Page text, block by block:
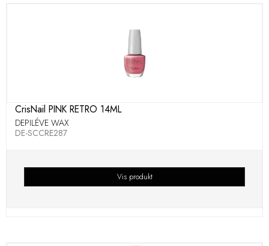
CrisNail PINK RETRO 14ML
DEPILÉVE WAX
DE-SCCRE287
Vis produkt